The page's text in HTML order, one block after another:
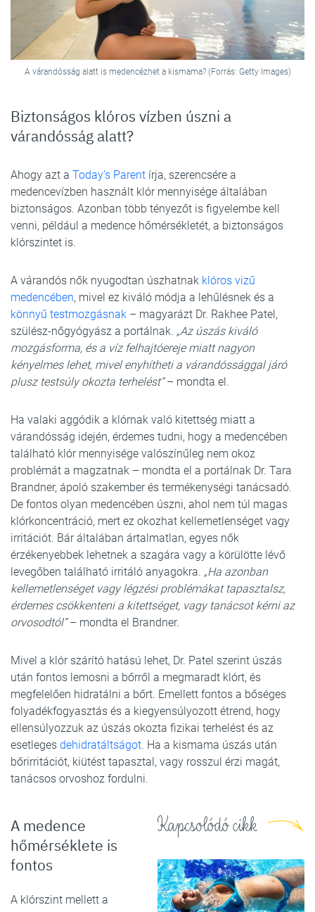
A várandósság alatt is medencézhet a kismama? (Forrás: Getty Images)
Biztonságos klóros vízben úszni a
várandósság alatt?
Ahogy azt a Today’s Parent írja, szerencsére a
medencevízben használt klór mennyisége általában
biztonságos. Azonban több tényezőt is figyelembe kell
venni, például a medence hőmérsékletét, a biztonságos
klórszintet is.
A várandós nők nyugodtan úszhatnak klóros vizű
medencében, mivel ez kiváló módja a lehűlésnek és a
könnyű testmozgásnak – magyarázt Dr. Rakhee Patel,
szülész-nőgyógyász a portálnak. „Az úszás kiváló
mozgásforma, és a víz felhajtóereje miatt nagyon
kényelmes lehet, mivel enyhítheti a várandóssággal járó
plusz testsúly okozta terhelést”– mondta el.
Ha valaki aggódik a klórnak való kitettség miatt a
várandósság idején, érdemes tudni, hogy a medencében
található klór mennyisége valószínűleg nem okoz
problémát a magzatnak – mondta el a portálnak Dr. Tara
Brandner, ápoló szakember és termékenységi tanácsadó.
De fontos olyan medencében úszni, ahol nem túl magas
klórkoncentráció, mert ez okozhat kellemetlenséget vagy
irritációt. Bár általában ártalmatlan, egyes nők
érzékenyebbek lehetnek a szagára vagy a körülötte lévő
levegőben található irritáló anyagokra. „Ha azonban
kellemetlenséget vagy légzési problémákat tapasztalsz,
érdemes csökkenteni a kitettséget, vagy tanácsot kérni az
orvosodtól”– mondta el Brandner.
Mivel a klór szárító hatású lehet, Dr. Patel szerint úszás
után fontos lemosni a bőrről a megmaradt klórt, és
megfelelően hidratálni a bőrt. Emellett fontos a bőséges
folyadékfogyasztás és a kiegyensúlyozott étrend, hogy
ellensúlyozzuk az úszás okozta fizikai terhelést és az
esetleges dehidratáltságot. Ha a kismama úszás után
bőrirritációt, kiütést tapasztal, vagy rosszul érzi magát,
tanácsos orvoshoz fordulni.
Kapcsolódó cikk
A medence
hőmérséklete is
fontos
A klórszint mellett a